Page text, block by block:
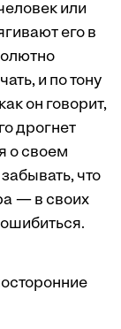
или
его в
и по тону
он говорит,
дрогнет
о своем
что
— в своих